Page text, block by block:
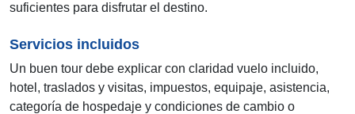
suficientes para disfrutar el destino.
Servicios incluidos
Un buen tour debe explicar con claridad vuelo incluido,
hotel, traslados y visitas, impuestos, equipaje, asistencia,
categoría de hospedaje y condiciones de cambio o